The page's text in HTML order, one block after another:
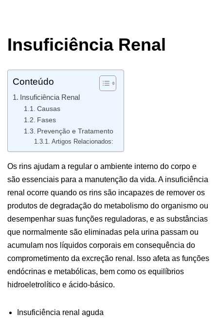
Insuficiência Renal
Conteúdo
Insuficiência Renal
Causas
Fases
Prevenção e Tratamento
Artigos Relacionados:
Os rins ajudam a regular o ambiente interno do corpo e
são essenciais para a manutenção da vida. A insuficiência
renal ocorre quando os rins são incapazes de remover os
produtos de degradação do metabolismo do organismo ou
desempenhar suas funções reguladoras, e as substâncias
que normalmente são eliminadas pela urina passam ou
acumulam nos líquidos corporais em consequência do
comprometimento da excreção renal. Isso afeta as funções
endócrinas e metabólicas, bem como os equilíbrios
hidroeletrolítico e ácido-básico.
Insuficiência renal aguda